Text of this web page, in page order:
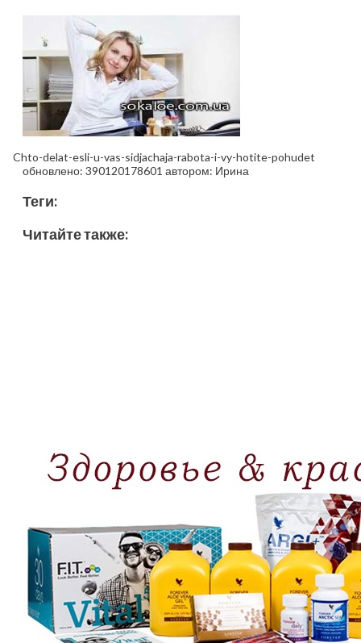
Chto-delat-esli-u-vas-sidjachaja-rabota-i-vy-hotite-pohudet
обновлено: 390120178601 автором: Ирина
Теги:
Читайте также: